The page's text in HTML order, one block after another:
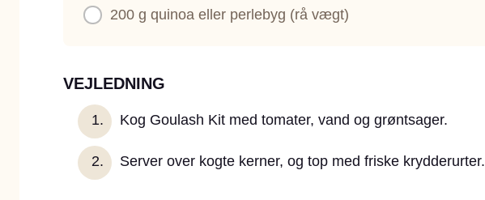
200 g quinoa eller perlebyg (rå vægt)
VEJLEDNING
Kog Goulash Kit med tomater, vand og grøntsager.
Server over kogte kerner, og top med friske krydderurter.